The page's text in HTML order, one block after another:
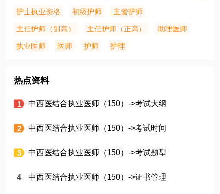
护士执业资格 初级护师 主管护师
主任护师（副高） 主任护师（正高） 助理医师
执业医师 医师 护师 护理
热点资料
中西医结合执业医师（150）->考试大纲
中西医结合执业医师（150）->考试时间
中西医结合执业医师（150）->考试题型
中西医结合执业医师（150）->证书管理